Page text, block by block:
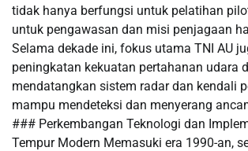
tidak hanya berfungsi untuk pelatihan
untuk pengawasan dan misi penjagaan
Selama dekade ini, fokus utama TNI AU
peningkatan kekuatan pertahanan udara
mendatangkan sistem radar dan kendali
mampu mendeteksi dan menyerang
### Perkembangan Teknologi dan
Tempur Modern Memasuki era 1990-an,